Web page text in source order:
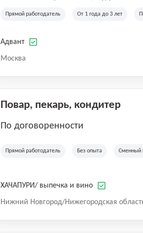
на территории России,
Прямой работодатель От 1 года до 3 лет
Адвант
Москва
Повар, пекарь, кондитер
По договоренности
Прямой работодатель Без опыта Сменный
ХАЧАПУРИ/ выпечка и вино
Нижний Новгород/Нижегородская